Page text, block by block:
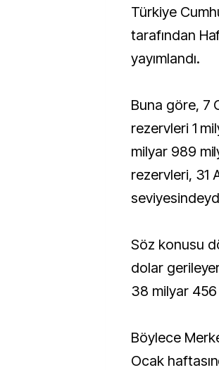
Türkiye Cumhuriyet Merkez Bankası (TCMB)
tarafından
yayımlandı.
Buna göre, 7
rezervleri 1
milyar 989
rezervleri, 31
Söz konusu
dolar
38 milyar
Böylece
Ocak